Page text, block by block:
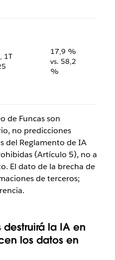
1T
17,9 %
vs. 58,2
%
de Funcas son
no predicciones
del Reglamento de IA
(Artículo 5), no a
El dato de la brecha de
de terceros;
la IA en
los datos en